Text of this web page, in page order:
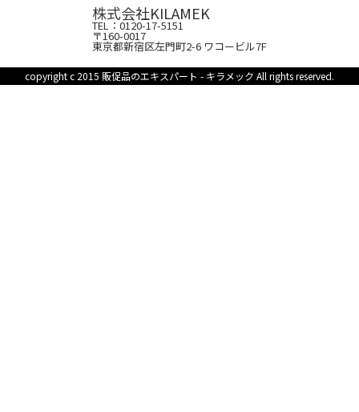
株式会社KILAMEK
TEL：0120-17-5151
〒160-0017
東京都新宿区左門町2-6 ワコービル7F
copyright c 2015 販促品のエキスパート - キラメック All rights reserved.